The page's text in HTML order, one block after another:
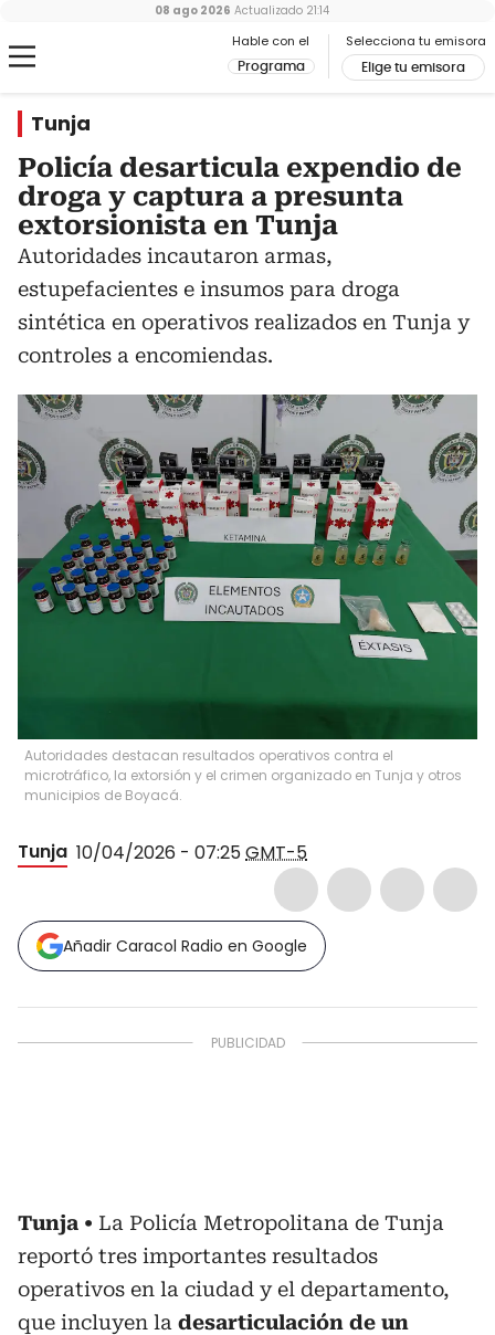
Hable con el
Programa
Selecciona tu emisora
Elige tu emisora
08 ago 2026 Actualizado 21:14
Tunja
Policía desarticula expendio de
droga y captura a presunta
extorsionista en Tunja
Autoridades incautaron armas,
estupefacientes e insumos para droga
sintética en operativos realizados en Tunja y
controles a encomiendas.
Autoridades destacan resultados operativos contra el
microtráfico, la extorsión y el crimen organizado en Tunja y otros
municipios de Boyacá.
Tunja 10/04/2026 - 07:25GMT-5
Añadir Caracol Radio en Google
Tunja
La Policía Metropolitana de Tunja
reportó tres importantes resultados
operativos en la ciudad y el departamento,
que incluyen la desarticulación de un